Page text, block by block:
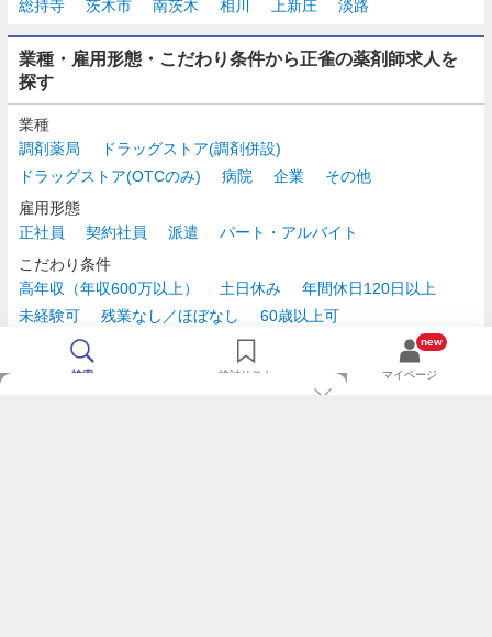
総持寺 茨木市 南茨木 相川 上新庄 淡路
業種・雇用形態・こだわり条件から正雀の薬剤師求人を
探す
業種
調剤薬局
ドラッグストア(調剤併設)
ドラッグストア(OTCのみ)
病院 企業
その他
雇用形態
正社員
契約社員 派遣
パート・アルバイト
こだわり条件
高年収（年収600万以上）
土日休み
年間休日120日以上
未経験可
残業なし／ほぼなし
60歳以上可
時給2,500円以上
検索 検討リスト
new
マイページ